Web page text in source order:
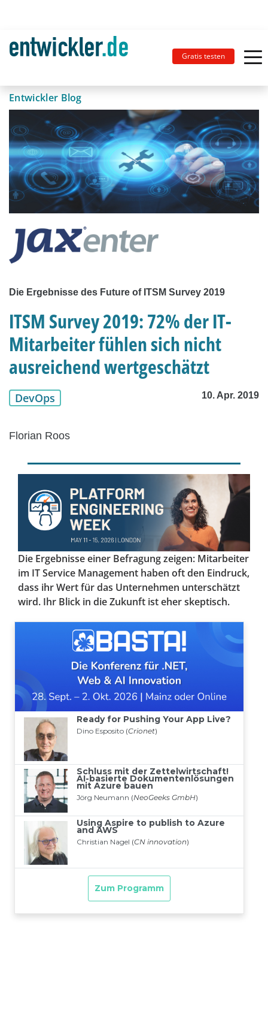
Gratis testen
Entwickler Blog
Die Ergebnisse des Future of ITSM Survey 2019
ITSM Survey 2019: 72% der IT-
Mitarbeiter fühlen sich nicht
ausreichend wertgeschätzt
DevOps 10. Apr. 2019
Florian Roos
Die Ergebnisse einer Befragung zeigen: Mitarbeiter
im IT Service Management haben oft den Eindruck,
dass ihr Wert für das Unternehmen unterschätzt
wird. Ihr Blick in die Zukunft ist eher skeptisch.